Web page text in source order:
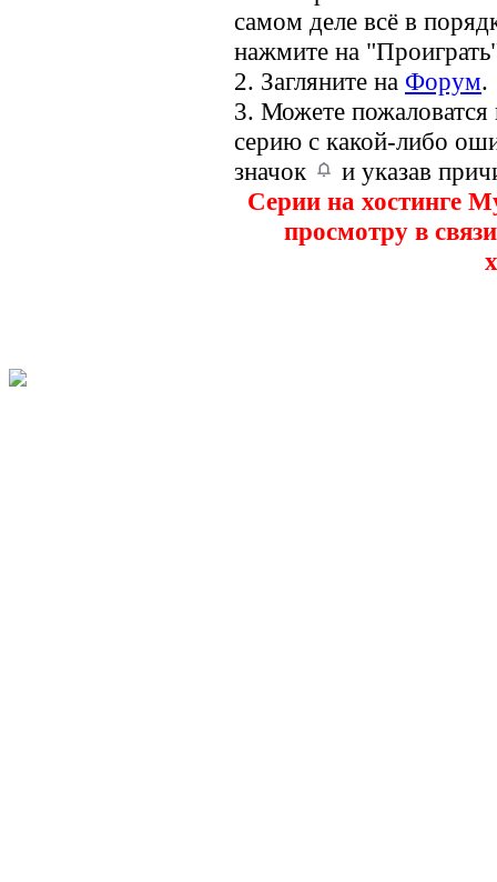
самом деле всё в
нажмите на
2. Загляните на Форум.
3. Можете
серию с какой-либо
значок
и указав
Серии на хостинге
просмотру в